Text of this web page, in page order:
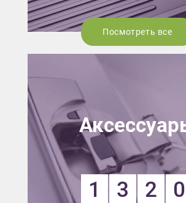
Посмотреть все
1 3 2 0